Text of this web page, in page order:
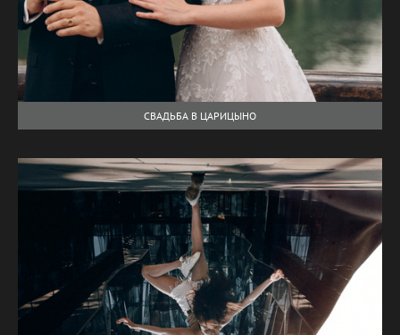
СВАДЬБА В ЦАРИЦЫНО